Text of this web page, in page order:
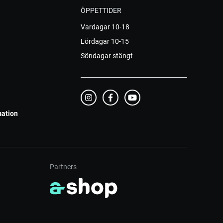
ÖPPETTIDER
Vardagar 10-18
Lördagar 10-15
Söndagar stängt
Partners